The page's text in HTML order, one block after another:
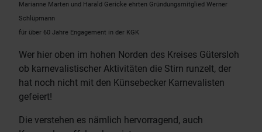
Marianne Marten und Harald Gericke ehrten Gründungsmitglied Werner
Schlüpmann
für über 60 Jahre Engagement in der KGK
Wer hier oben im hohen Norden des Kreises Gütersloh
ob karnevalistischer Aktivitäten die Stirn runzelt, der
hat noch nicht mit den Künsebecker Karnevalisten
gefeiert!
Die verstehen es nämlich hervorragend, auch